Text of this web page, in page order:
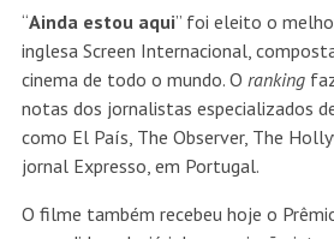
“Ainda estou aqui” foi eleito o
inglesa Screen Internacional,
cinema de todo o mundo. O rankingfaz
notas dos jornalistas especializados
como El País, The Observer, The
jornal Expresso, em Portugal.
O filme também recebeu hoje o